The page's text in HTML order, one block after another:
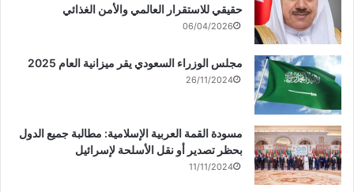
حقيقي للاستقرار العالمي والأمن الغذائي
06/04/2026
مجلس الوزراء السعودي يقر ميزانية العام 2025
26/11/2024
مسودة القمة العربية الإسلامية: مطالبة جميع الدول
بحظر تصدير أو نقل الأسلحة لإسرائيل
11/11/2024